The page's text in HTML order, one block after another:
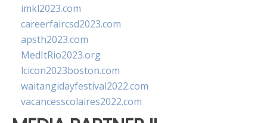
imkl2023.com
careerfaircsd2023.com
apsth2023.com
MedItRio2023.org
lcicon2023boston.com
waitangidayfestival2022.com
vacancesscolaires2022.com